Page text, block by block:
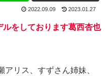
2022.09.09 2023.01.27
をしております葛西杏也
リス、すずさん姉妹、